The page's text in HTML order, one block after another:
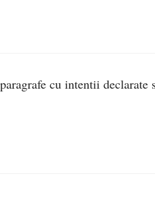
cu intentii